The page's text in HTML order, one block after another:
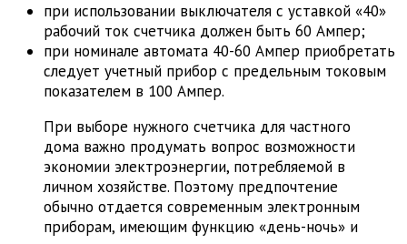
при использовании выключателя с уставкой «40»
рабочий ток счетчика должен быть 60 Ампер;
при номинале автомата 40-60 Ампер приобретать
следует учетный прибор с предельным токовым
показателем в 100 Ампер.
При выборе нужного счетчика для частного
дома важно продумать вопрос возможности
экономии электроэнергии, потребляемой в
личном хозяйстве. Поэтому предпочтение
обычно отдается современным электронным
приборам, имеющим функцию «день-ночь» и